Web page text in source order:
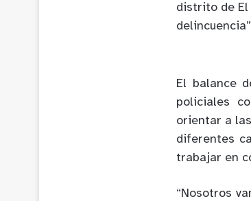
distrito de El
El balance
policiales
orientar a
diferentes
trabajar en
“Nosotros